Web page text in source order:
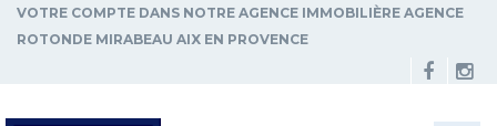
VOTRE COMPTE DANS NOTRE AGENCE IMMOBILIÈRE AGENCE
ROTONDE MIRABEAU AIX EN PROVENCE